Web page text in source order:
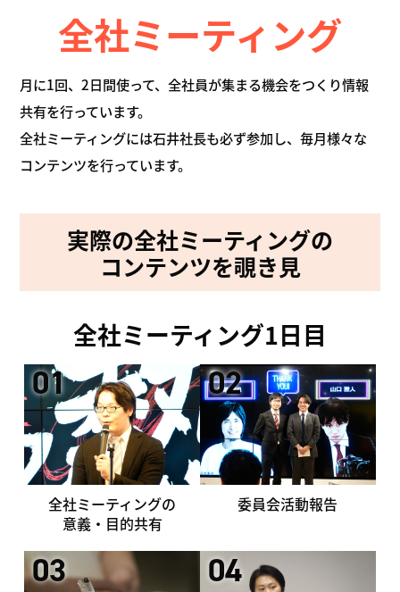
全社ミーティング
月に1回、2日間使って、全社員が集まる機会をつくり情報
共有を行っています。
全社ミーティングには石井社長も必ず参加し、毎月様々な
コンテンツを行っています。
実際の全社ミーティングの
コンテンツを覗き見
全社ミーティング1日目
01
全社ミーティングの
意義・目的共有
02
委員会活動報告
03 04